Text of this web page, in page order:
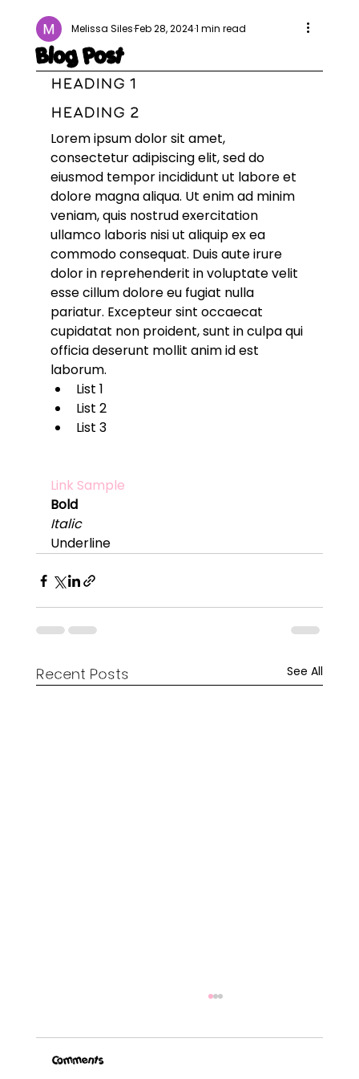
Blog Post
Melissa SilesFeb 28, 20241 min read
Heading 1
Heading 2
Lorem ipsum dolor sit amet,
consectetur adipiscing elit, sed do
eiusmod tempor incididunt ut labore et
dolore magna aliqua. Ut enim ad minim
veniam, quis nostrud exercitation
ullamco laboris nisi ut aliquip ex ea
commodo consequat. Duis aute irure
dolor in reprehenderit in voluptate velit
esse cillum dolore eu fugiat nulla
pariatur. Excepteur sint occaecat
cupidatat non proident, sunt in culpa qui
officia deserunt mollit anim id est
laborum.
List 1
List 2
List 3
Link Sample
Bold
Italic
Underline
Recent Posts See All
Blog Post
Comments